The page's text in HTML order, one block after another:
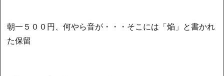
朝一５００円、何やら音が・・・そこには「焔」と書かれ
た保留